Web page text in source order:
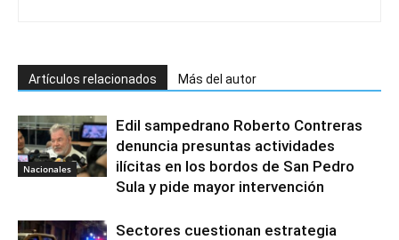
Artículos relacionados Más del autor
Nacionales
Edil sampedrano Roberto Contreras
denuncia presuntas actividades
ilícitas en los bordos de San Pedro
Sula y pide mayor intervención
Sectores cuestionan estrategia